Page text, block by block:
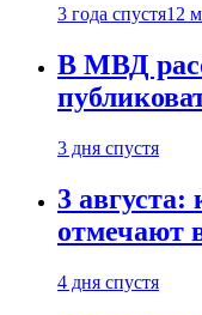
3 года спустя12
В МВД
3 дня спустя
3 августа:
отмечают
4 дня спустя